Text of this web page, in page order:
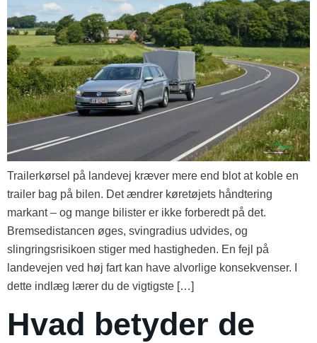
Trailerkørsel på landevej kræver mere end blot at koble en
trailer bag på bilen. Det ændrer køretøjets håndtering
markant – og mange bilister er ikke forberedt på det.
Bremsedistancen øges, svingradius udvides, og
slingringsrisikoen stiger med hastigheden. En fejl på
landevejen ved høj fart kan have alvorlige konsekvenser. I
dette indlæg lærer du de vigtigste […]
Hvad betyder de